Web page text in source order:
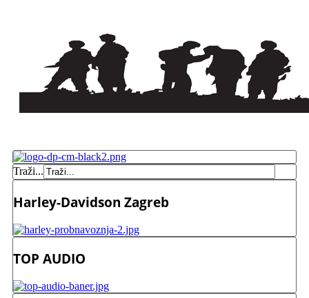
Traži...
Harley-Davidson Zagreb
TOP AUDIO